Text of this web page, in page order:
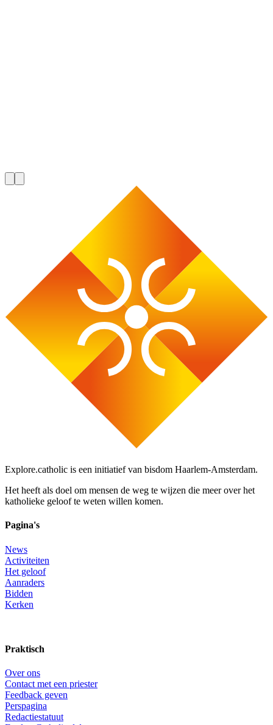
Explore.catholic is een initiatief van bisdom Haarlem-Amsterdam.
Het heeft als doel om mensen de weg te wijzen die meer over het
katholieke geloof te weten willen komen.
Pagina's
News
Activiteiten
Het geloof
Aanraders
Bidden
Kerken
Praktisch
Over ons
Contact met een priester
Feedback geven
Perspagina
Redactiestatuut